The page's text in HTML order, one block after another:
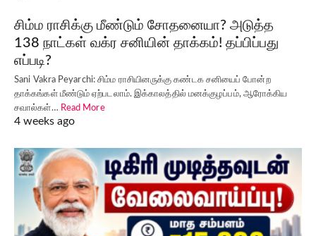
சிம்ம ராசிக்கு மீண்டும் சோதனையா? அடுத்த
138 நாட்கள் வக்ர சனியின் தாக்கம்! தப்பிப்பது
எப்படி?
Sani Vakra Peyarchi: சிம்ம ராசியினருக்கு கண்டக சனியைப் போன்ற
தாக்கங்கள் மீண்டும் ஏற்படலாம். இக்காலத்தில் மனக்குழப்பம், ஆரோக்கிய
சவால்கள்… Read More
4 weeks ago